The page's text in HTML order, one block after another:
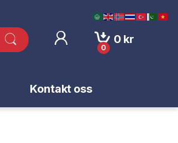
0
0 kr
Kontakt oss